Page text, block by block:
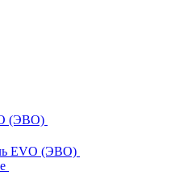
(ЭВО)
EVO (ЭВО)